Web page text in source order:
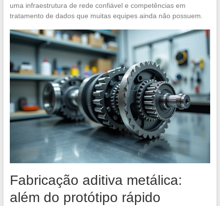
uma infraestrutura de rede confiável e competências em
tratamento de dados que muitas equipes ainda não possuem.
Fabricação aditiva metálica:
além do protótipo rápido